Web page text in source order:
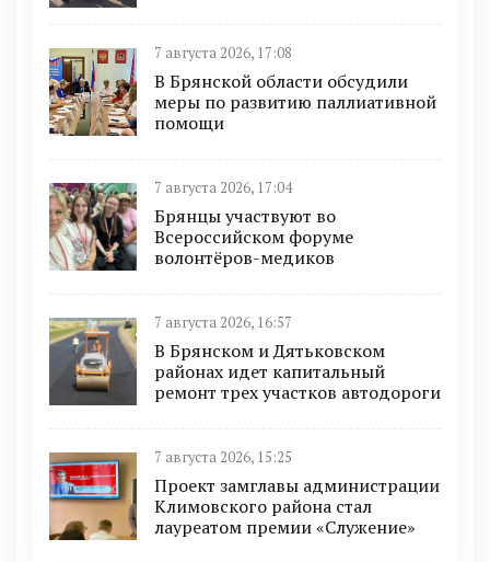
7 августа 2026, 17:08
В Брянской области обсудили
меры по развитию паллиативной
помощи
7 августа 2026, 17:04
Брянцы участвуют во
Всероссийском форуме
волонтёров-медиков
7 августа 2026, 16:57
В Брянском и Дятьковском
районах идет капитальный
ремонт трех участков автодороги
7 августа 2026, 15:25
Проект замглавы администрации
Климовского района стал
лауреатом премии «Служение»